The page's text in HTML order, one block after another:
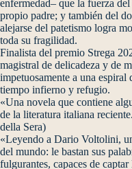
enfermedad– que la fuerza
propio padre; y también del
alejarse del patetismo logra
toda su fragilidad.
Finalista del premio Strega
magistral de delicadeza y de
impetuosamente a una espiral
tiempo infierno y refugio.
«Una novela que contiene
de la literatura italiana
della Sera)
«Leyendo a Dario Voltolini,
del mundo: le bastan sus
fulgurantes, capaces de